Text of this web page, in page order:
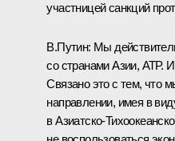
участницей санкций
В.Путин: Мы
со странами Азии, АТР.
Связано это с тем, что
направлении, имея в
в Азиатско-